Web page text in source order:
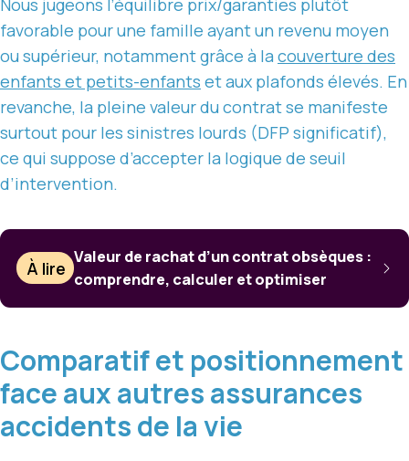
favorable pour une famille ayant un revenu moyen
ou supérieur, notamment grâce à la couverture des
enfants et petits-enfants et aux plafonds élevés. En
revanche, la pleine valeur du contrat se manifeste
surtout pour les sinistres lourds (DFP significatif),
ce qui suppose d’accepter la logique de seuil
d’intervention.
À lire
Valeur de rachat d’un contrat obsèques :
comprendre, calculer et optimiser
Comparatif et positionnement
face aux autres assurances
accidents de la vie